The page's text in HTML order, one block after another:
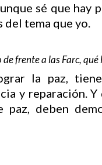
sé que hay
del tema que yo.
frente a las Farc, qué
la paz,
y reparación. Y
paz, deben